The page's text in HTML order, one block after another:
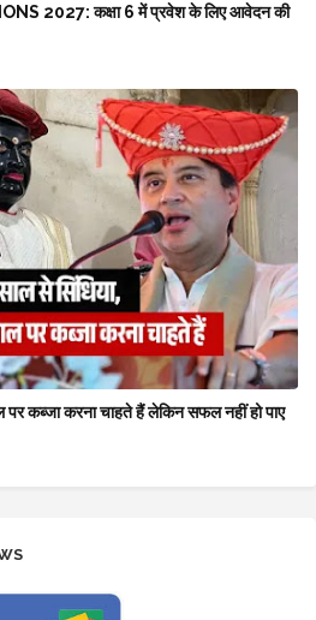
2027: कक्षा 6 में प्रवेश के लिए आवेदन की
कब्जा करना चाहते हैं लेकिन सफल नहीं हो पाए